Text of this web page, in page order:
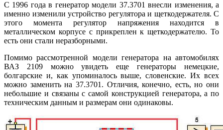
С 1996 года в генератор модели 37.3701 внесли изменения, а
именно изменили устройство регулятора и щеткодержателя. С
этого момента регулятор напряжения находится в
металлическом корпусе с прикреплен к щеткодержателю. То
есть они стали неразборными.
Помимо рассмотренной модели генератора на автомобилях
ВАЗ 2109 можно увидеть еще генераторы немецкие,
болгарские и, как упоминалось выше, словенские. Их всех
можно заменить на 37.3701. Отличия, конечно, есть, но они
небольшие и связаны с самой конструкцией генератора, а по
техническим данным и размерам они одинаковы.